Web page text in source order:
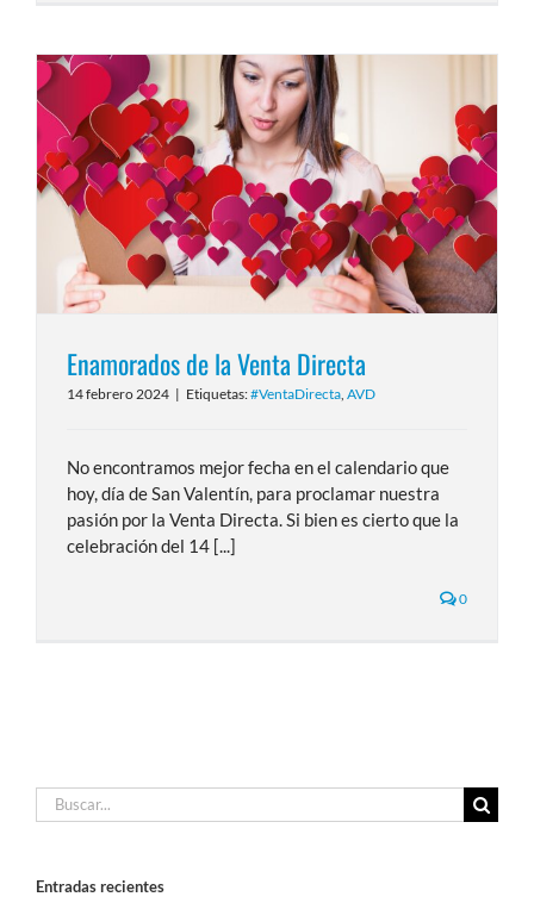
Enamorados de la Venta Directa
14 febrero 2024 | Etiquetas:#VentaDirecta, AVD
No encontramos mejor fecha en el calendario que
hoy, día de San Valentín, para proclamar nuestra
pasión por la Venta Directa. Si bien es cierto que la
celebración del 14 [...]
0
Buscar:
Entradas recientes